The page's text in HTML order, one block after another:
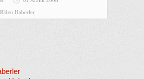
Haberler